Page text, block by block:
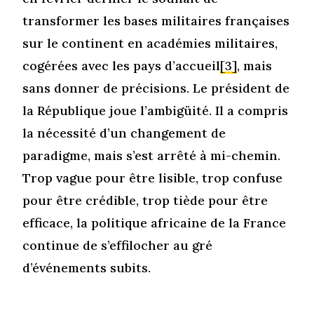
transformer les bases militaires françaises
sur le continent en académies militaires,
cogérées avec les pays d’accueil[3], mais
sans donner de précisions. Le président de
la République joue l’ambigüité. Il a compris
la nécessité d’un changement de
paradigme, mais s’est arrêté à mi-chemin.
Trop vague pour être lisible, trop confuse
pour être crédible, trop tiède pour être
efficace, la politique africaine de la France
continue de s’effilocher au gré
d’événements subits.